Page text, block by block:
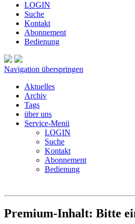
LOGIN
Suche
Kontakt
Abonnement
Bedienung
Navigation überspringen
Aktuelles
Archiv
Tags
über uns
Service-Menü
LOGIN
Suche
Kontakt
Abonnement
Bedienung
Premium-Inhalt: Bitte